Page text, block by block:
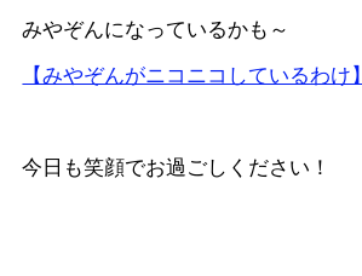
みやぞんになっているかも～
【みやぞんがニコニコしているわけ】
今日も笑顔でお過ごしください！